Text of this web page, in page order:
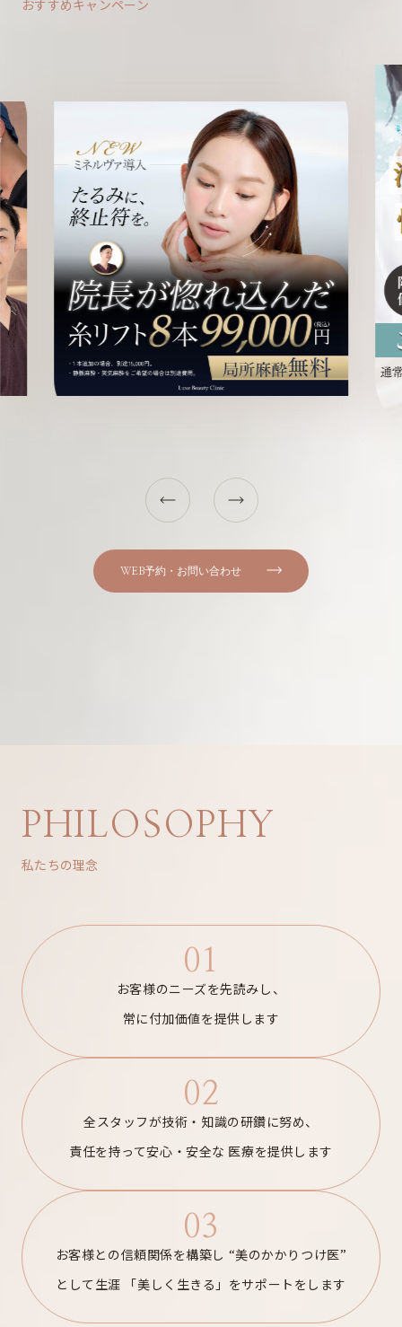
おすすめキャンペーン
WEB予約・お問い合わせ
PHILOSOPHY
私たちの理念
01
お客様のニーズを先読みし、
常に付加価値を提供します
02
全スタッフが技術・知識の研鑽に努め、
責任を持って安心・安全な 医療を提供します
03
お客様との信頼関係を構築し “美のかかりつけ医”
として生涯 「美しく生きる」をサポートをします